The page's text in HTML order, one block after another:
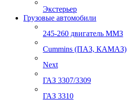
Экстерьер
Грузовые автомобили
245-260 двигатель ММЗ
Cummins (ПАЗ, КАМАЗ)
Next
ГАЗ 3307/3309
ГАЗ 3310